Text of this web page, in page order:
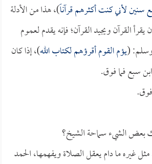
سنين لأني كنت أكثرهم قرآناً)، هذا من الأدلة
القرآن ويجيد القرآن؛ فإنه يقدم لعموم
وسلم: (يؤم القوم أقرؤهم لكتاب الله)، إذا كان
سبع فما فوق.
بعض الشيء سماحة الشيخ؟
غيره ما دام يعقل الصلاة ويفهمها، الحمد